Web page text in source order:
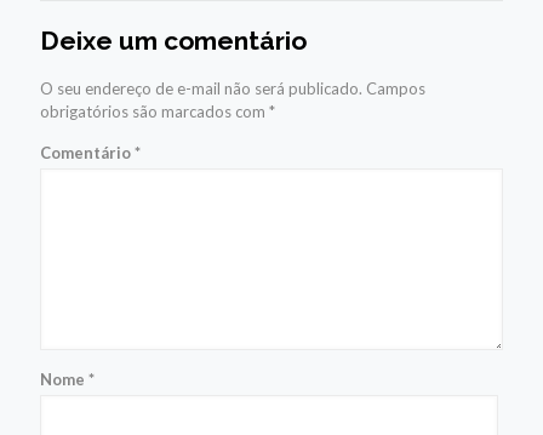
Deixe um comentário
O seu endereço de e-mail não será publicado. Campos
obrigatórios são marcados com *
Comentário*
Nome *